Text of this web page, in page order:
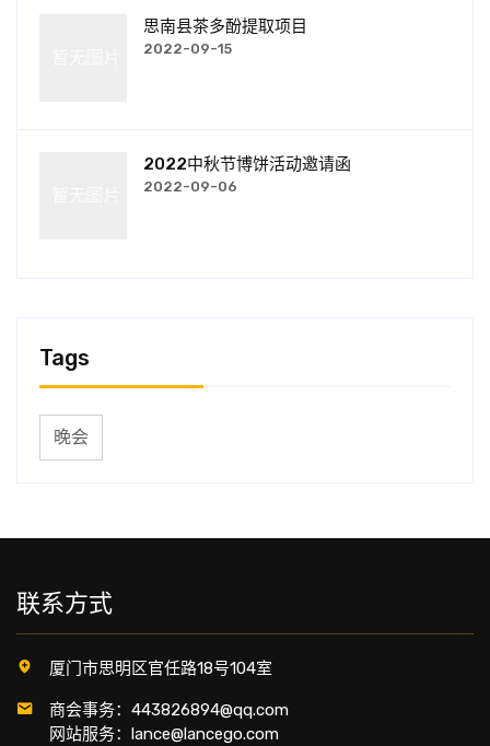
思南县茶多酚提取项目
2022-09-15
2022中秋节博饼活动邀请函
2022-09-06
Tags
晚会
联系方式
厦门市思明区官任路18号104室
商会事务：443826894@qq.com
网站服务：lance@lancego.com